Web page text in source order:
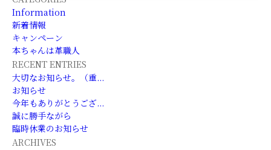
Information
新着情報
キャンペーン
本ちゃんは革職人
RECENT ENTRIES
大切なお知らせ。（重...
お知らせ
今年もありがとうござ...
誠に勝手ながら
臨時休業のお知らせ
ARCHIVES